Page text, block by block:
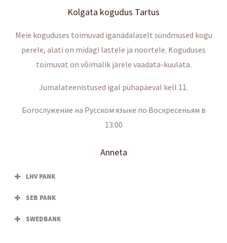
Kolgata kogudus Tartus
Meie koguduses toimuvad iganädalaselt sündmused kogu
perele, alati on midagi lastele ja noortele. Koguduses
toimuvat on võimalik järele vaadata-kuulata.
Jumalateenistused igal pühapäeval kell 11.
Богослужение на Русском языке по Воскресеньям в
13:00
Anneta
LHV PANK
SEB PANK
SWEDBANK